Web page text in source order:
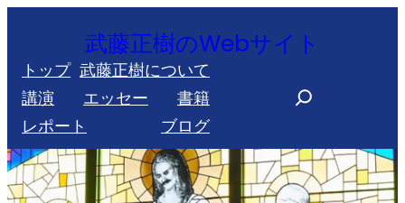
を
ス
キ
ッ
プ
武藤正樹のWebサイト
トップ 武藤正樹について
講演
エッセー
書籍
レポート
ブログ
r
c